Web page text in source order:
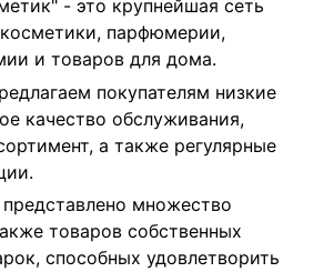
- это крупнейшая сеть
парфюмерии,
и товаров для дома.
покупателям низкие
качество обслуживания,
а также регулярные
множество
товаров собственных
способных удовлетворить